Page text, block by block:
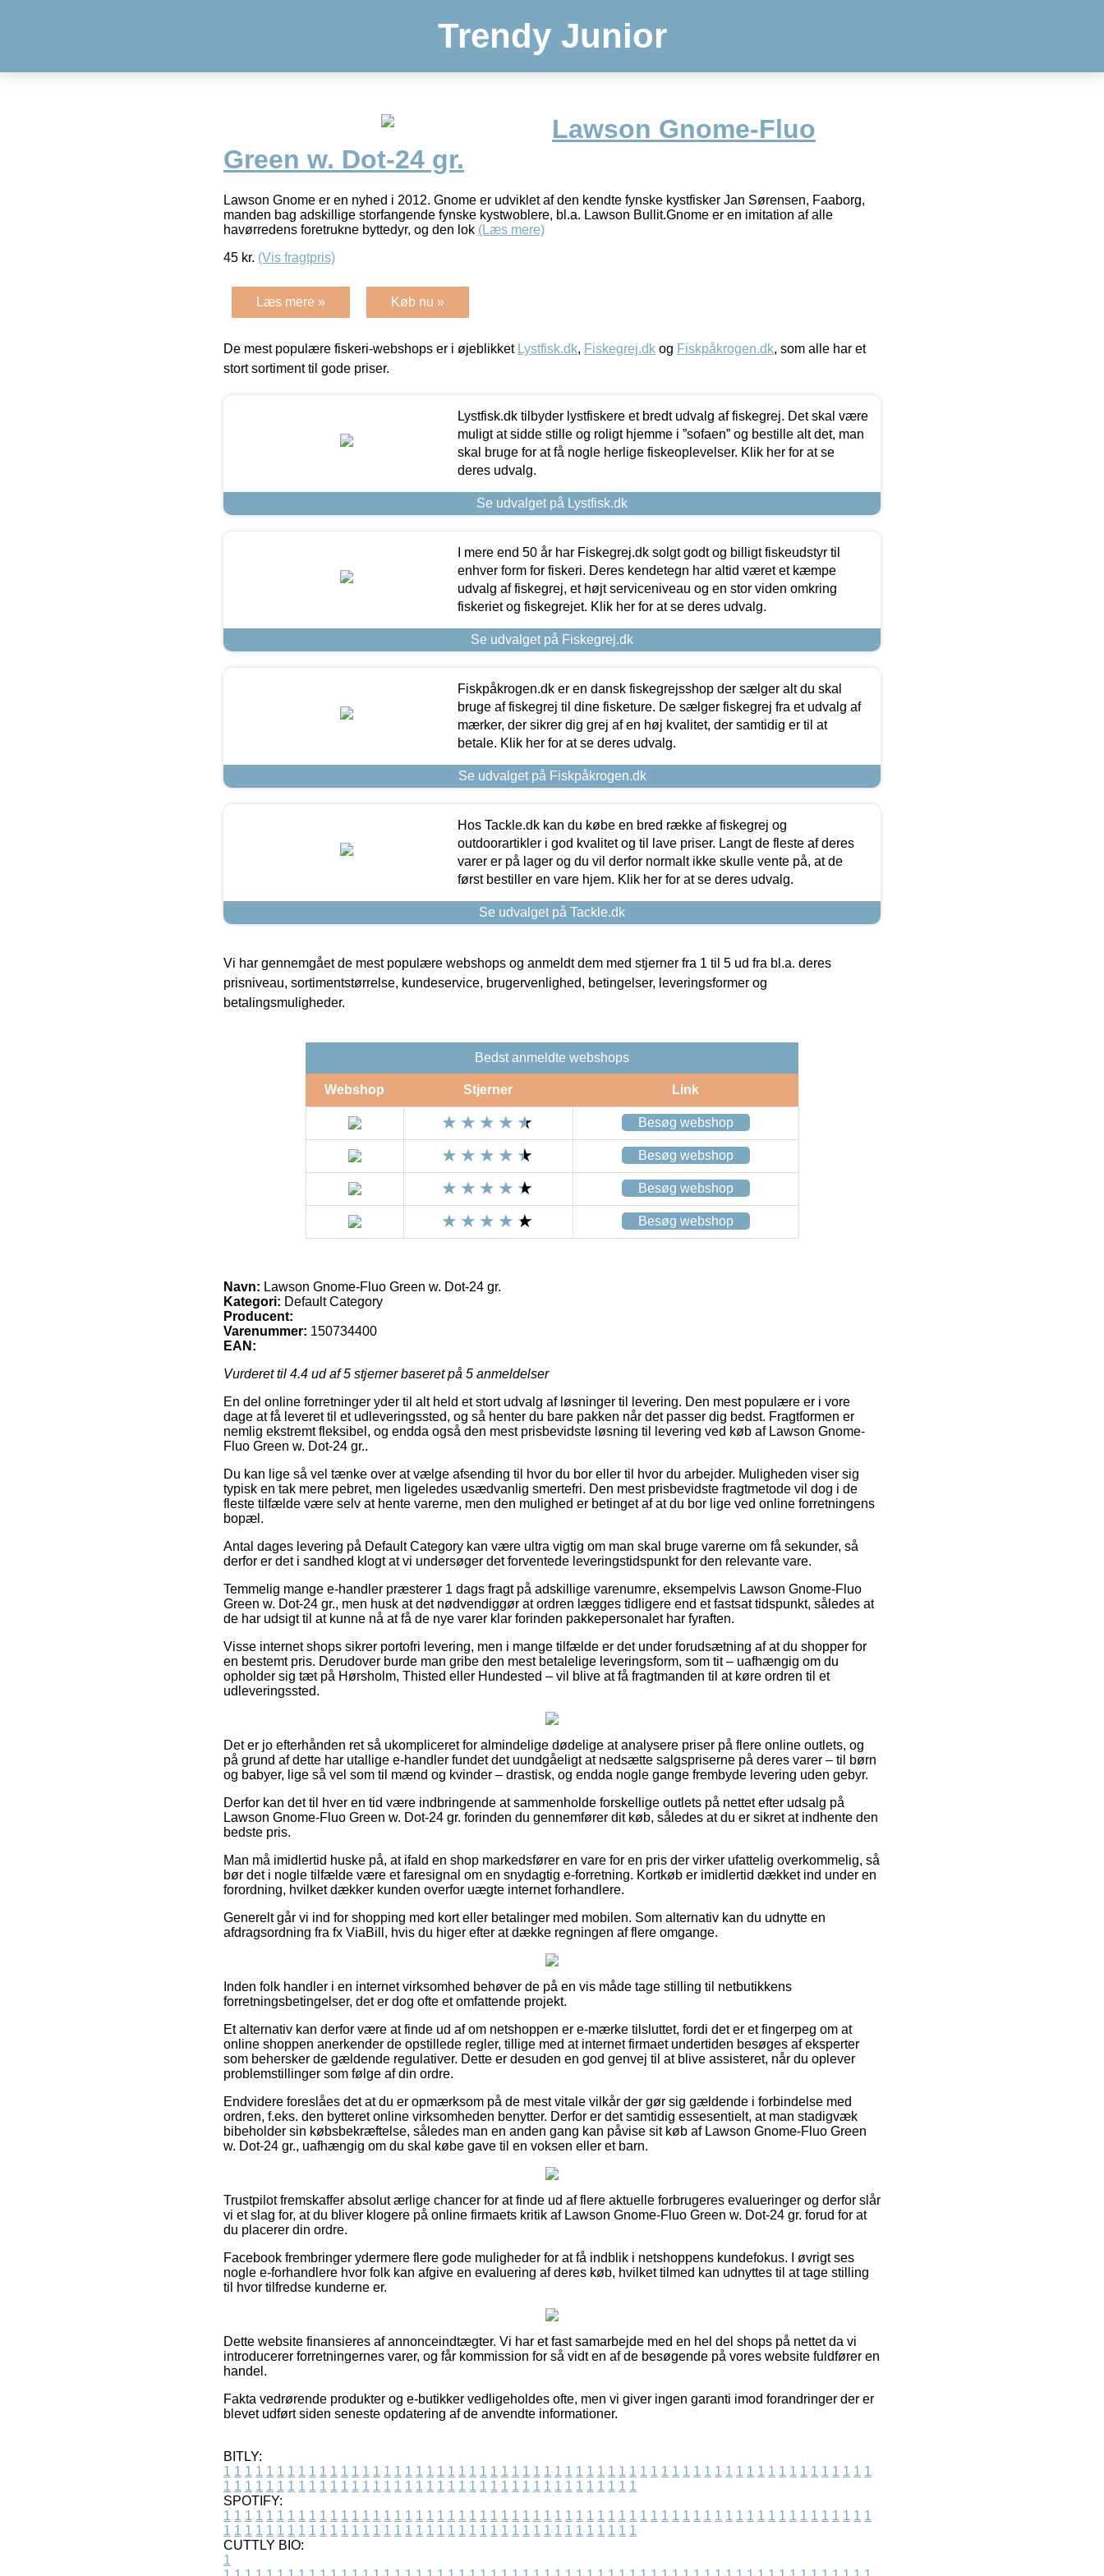
Trendy Junior
Lawson Gnome-Fluo
Green w. Dot-24 gr.
Lawson Gnome er en nyhed i 2012. Gnome er udviklet af den kendte fynske kystfisker Jan Sørensen, Faaborg,
manden bag adskillige storfangende fynske kystwoblere, bl.a. Lawson Bullit.Gnome er en imitation af alle
havørredens foretrukne byttedyr, og den lok (Læs mere)
45 kr. (Vis fragtpris)
Læs mere » Køb nu »
De mest populære fiskeri-webshops er i øjeblikket Lystfisk.dk, Fiskegrej.dk og Fiskpåkrogen.dk, som alle har et
stort sortiment til gode priser.
Lystfisk.dk tilbyder lystfiskere et bredt udvalg af fiskegrej. Det skal være
muligt at sidde stille og roligt hjemme i ”sofaen” og bestille alt det, man
skal bruge for at få nogle herlige fiskeoplevelser. Klik her for at se
deres udvalg.
Se udvalget på Lystfisk.dk
I mere end 50 år har Fiskegrej.dk solgt godt og billigt fiskeudstyr til
enhver form for fiskeri. Deres kendetegn har altid været et kæmpe
udvalg af fiskegrej, et højt serviceniveau og en stor viden omkring
fiskeriet og fiskegrejet. Klik her for at se deres udvalg.
Se udvalget på Fiskegrej.dk
Fiskpåkrogen.dk er en dansk fiskegrejsshop der sælger alt du skal
bruge af fiskegrej til dine fisketure. De sælger fiskegrej fra et udvalg af
mærker, der sikrer dig grej af en høj kvalitet, der samtidig er til at
betale. Klik her for at se deres udvalg.
Se udvalget på Fiskpåkrogen.dk
Hos Tackle.dk kan du købe en bred række af fiskegrej og
outdoorartikler i god kvalitet og til lave priser. Langt de fleste af deres
varer er på lager og du vil derfor normalt ikke skulle vente på, at de
først bestiller en vare hjem. Klik her for at se deres udvalg.
Se udvalget på Tackle.dk
Vi har gennemgået de mest populære webshops og anmeldt dem med stjerner fra 1 til 5 ud fra bl.a. deres
prisniveau, sortimentstørrelse, kundeservice, brugervenlighed, betingelser, leveringsformer og
betalingsmuligheder.
Bedst anmeldte webshops
Webshop Stjerner Link
Besøg webshop
Besøg webshop
Besøg webshop
Besøg webshop
Navn: Lawson Gnome-Fluo Green w. Dot-24 gr.
Kategori: Default Category
Producent:
Varenummer: 150734400
EAN:
Vurderet til 4.4 ud af 5 stjerner baseret på 5 anmeldelser
En del online forretninger yder til alt held et stort udvalg af løsninger til levering. Den mest populære er i vore
dage at få leveret til et udleveringssted, og så henter du bare pakken når det passer dig bedst. Fragtformen er
nemlig ekstremt fleksibel, og endda også den mest prisbevidste løsning til levering ved køb af Lawson Gnome-
Fluo Green w. Dot-24 gr..
Du kan lige så vel tænke over at vælge afsending til hvor du bor eller til hvor du arbejder. Muligheden viser sig
typisk en tak mere pebret, men ligeledes usædvanlig smertefri. Den mest prisbevidste fragtmetode vil dog i de
fleste tilfælde være selv at hente varerne, men den mulighed er betinget af at du bor lige ved online forretningens
bopæl.
Antal dages levering på Default Category kan være ultra vigtig om man skal bruge varerne om få sekunder, så
derfor er det i sandhed klogt at vi undersøger det forventede leveringstidspunkt for den relevante vare.
Temmelig mange e-handler præsterer 1 dags fragt på adskillige varenumre, eksempelvis Lawson Gnome-Fluo
Green w. Dot-24 gr., men husk at det nødvendiggør at ordren lægges tidligere end et fastsat tidspunkt, således at
de har udsigt til at kunne nå at få de nye varer klar forinden pakkepersonalet har fyraften.
Visse internet shops sikrer portofri levering, men i mange tilfælde er det under forudsætning af at du shopper for
en bestemt pris. Derudover burde man gribe den mest betalelige leveringsform, som tit – uafhængig om du
opholder sig tæt på Hørsholm, Thisted eller Hundested – vil blive at få fragtmanden til at køre ordren til et
udleveringssted.
Det er jo efterhånden ret så ukompliceret for almindelige dødelige at analysere priser på flere online outlets, og
på grund af dette har utallige e-handler fundet det uundgåeligt at nedsætte salgspriserne på deres varer – til børn
og babyer, lige så vel som til mænd og kvinder – drastisk, og endda nogle gange frembyde levering uden gebyr.
Derfor kan det til hver en tid være indbringende at sammenholde forskellige outlets på nettet efter udsalg på
Lawson Gnome-Fluo Green w. Dot-24 gr. forinden du gennemfører dit køb, således at du er sikret at indhente den
bedste pris.
Man må imidlertid huske på, at ifald en shop markedsfører en vare for en pris der virker ufattelig overkommelig, så
bør det i nogle tilfælde være et faresignal om en snydagtig e-forretning. Kortkøb er imidlertid dækket ind under en
forordning, hvilket dækker kunden overfor uægte internet forhandlere.
Generelt går vi ind for shopping med kort eller betalinger med mobilen. Som alternativ kan du udnytte en
afdragsordning fra fx ViaBill, hvis du higer efter at dække regningen af flere omgange.
Inden folk handler i en internet virksomhed behøver de på en vis måde tage stilling til netbutikkens
forretningsbetingelser, det er dog ofte et omfattende projekt.
Et alternativ kan derfor være at finde ud af om netshoppen er e-mærke tilsluttet, fordi det er et fingerpeg om at
online shoppen anerkender de opstillede regler, tillige med at internet firmaet undertiden besøges af eksperter
som behersker de gældende regulativer. Dette er desuden en god genvej til at blive assisteret, når du oplever
problemstillinger som følge af din ordre.
Endvidere foreslåes det at du er opmærksom på de mest vitale vilkår der gør sig gældende i forbindelse med
ordren, f.eks. den bytteret online virksomheden benytter. Derfor er det samtidig essesentielt, at man stadigvæk
bibeholder sin købsbekræftelse, således man en anden gang kan påvise sit køb af Lawson Gnome-Fluo Green
w. Dot-24 gr., uafhængig om du skal købe gave til en voksen eller et barn.
Trustpilot fremskaffer absolut ærlige chancer for at finde ud af flere aktuelle forbrugeres evalueringer og derfor slår
vi et slag for, at du bliver klogere på online firmaets kritik af Lawson Gnome-Fluo Green w. Dot-24 gr. forud for at
du placerer din ordre.
Facebook frembringer ydermere flere gode muligheder for at få indblik i netshoppens kundefokus. I øvrigt ses
nogle e-forhandlere hvor folk kan afgive en evaluering af deres køb, hvilket tilmed kan udnyttes til at tage stilling
til hvor tilfredse kunderne er.
Dette website finansieres af annonceindtægter. Vi har et fast samarbejde med en hel del shops på nettet da vi
introducerer forretningernes varer, og får kommission for så vidt en af de besøgende på vores website fuldfører en
handel.
Fakta vedrørende produkter og e-butikker vedligeholdes ofte, men vi giver ingen garanti imod forandringer der er
blevet udført siden seneste opdatering af de anvendte informationer.
BITLY:
1 1 1 1 1 1 1 1 1 1 1 1 1 1 1 1 1 1 1 1 1 1 1 1 1 1 1 1 1 1 1 1 1 1 1 1 1 1 1 1 1 1 1 1 1 1 1 1 1 1 1 1 1 1 1 1 1 1 1 1 1
1 1 1 1 1 1 1 1 1 1 1 1 1 1 1 1 1 1 1 1 1 1 1 1 1 1 1 1 1 1 1 1 1 1 1 1 1 1 1
SPOTIFY:
1 1 1 1 1 1 1 1 1 1 1 1 1 1 1 1 1 1 1 1 1 1 1 1 1 1 1 1 1 1 1 1 1 1 1 1 1 1 1 1 1 1 1 1 1 1 1 1 1 1 1 1 1 1 1 1 1 1 1 1 1
1 1 1 1 1 1 1 1 1 1 1 1 1 1 1 1 1 1 1 1 1 1 1 1 1 1 1 1 1 1 1 1 1 1 1 1 1 1 1
CUTTLY BIO:
1